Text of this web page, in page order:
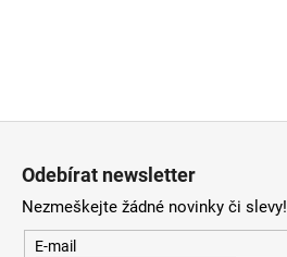
Odebírat newsletter
Nezmeškejte žádné novinky či slevy!
E-mail